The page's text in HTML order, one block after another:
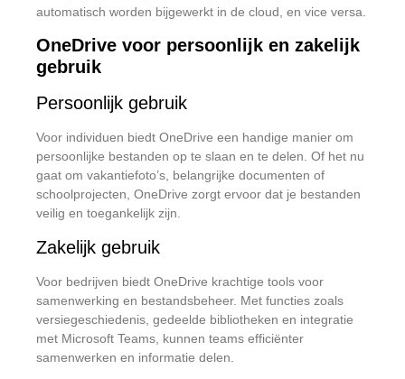
automatisch worden bijgewerkt in de cloud, en vice versa.
OneDrive voor persoonlijk en zakelijk
gebruik
Persoonlijk gebruik
Voor individuen biedt OneDrive een handige manier om
persoonlijke bestanden op te slaan en te delen. Of het nu
gaat om vakantiefoto’s, belangrijke documenten of
schoolprojecten, OneDrive zorgt ervoor dat je bestanden
veilig en toegankelijk zijn.
Zakelijk gebruik
Voor bedrijven biedt OneDrive krachtige tools voor
samenwerking en bestandsbeheer. Met functies zoals
versiegeschiedenis, gedeelde bibliotheken en integratie
met Microsoft Teams, kunnen teams efficiënter
samenwerken en informatie delen.